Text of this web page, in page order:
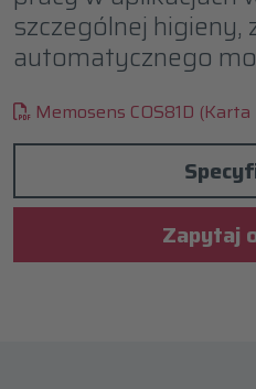
szczególnej higieny,
automatycznego
Memosens COS81D
Zapytaj